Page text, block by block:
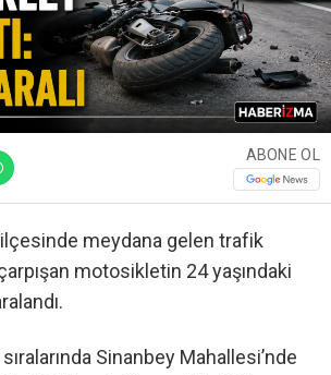
ABONE OL
ilçesinde meydana gelen trafik
motosikletin 24 yaşındaki
Sinanbey Mahallesi’nde